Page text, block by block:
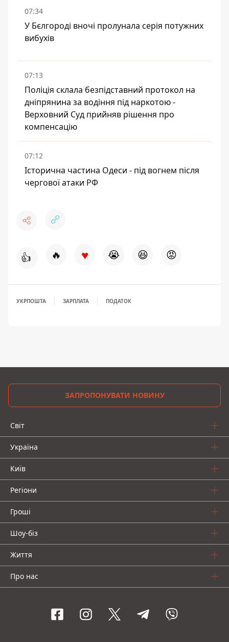
07:34
У Бєлгороді вночі пролунала серія потужних
вибухів
07:13
Поліція склала безпідставний протокол на
дніпрянина за водіння під наркотою -
Верховний Суд прийняв рішення про
компенсацію
07:12
Історична частина Одеси - під вогнем після
чергової атаки РФ
👍 🔥 ♥ 😭 😆 😡
УКРПОШТА ЗАРПЛАТА ПОДАТОК
ЗАПРОПОНУВАТИ НОВИНУ
Світ
Україна
Київ
Регіони
Гроші
Шоу-біз
Життя
Про нас